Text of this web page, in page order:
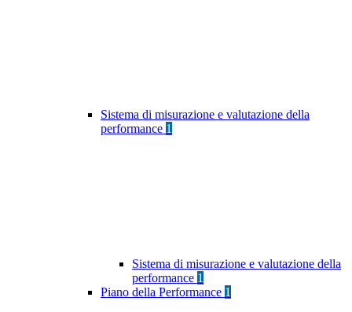
Sistema di misurazione e valutazione della
performance 1
Sistema di misurazione e valutazione della
performance 1
Piano della Performance 1